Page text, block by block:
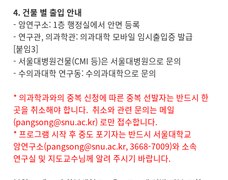
4. 건물 별 출입 안내
- 암연구소: 1층 행정실에서 안면 등록
- 연구관, 의과학관: 의과대학 모바일 임시출입증 발급
[붙임3]
- 서울대병원건물(CMI 등)은 서울대병원으로 문의
- 수의과대학 연구동: 수의과대학으로 문의
* 의과학과와의 중복 신청에 따른 중복 선발자는 반드시 한
곳을 취소해야 합니다. 취소와 관련 문의는 메일
(pangsong@snu.ac.kr) 로만 접수합니다.
* 프로그램 시작 후 중도 포기자는 반드시 서울대학교
암연구소(pangsong@snu.ac.kr, 3668-7009)와 소속
연구실 및 지도교수님께 알려 주시기 바랍니다.